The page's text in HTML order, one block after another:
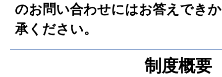
のお問い合わせにはお答えでき
承ください。
制度概要